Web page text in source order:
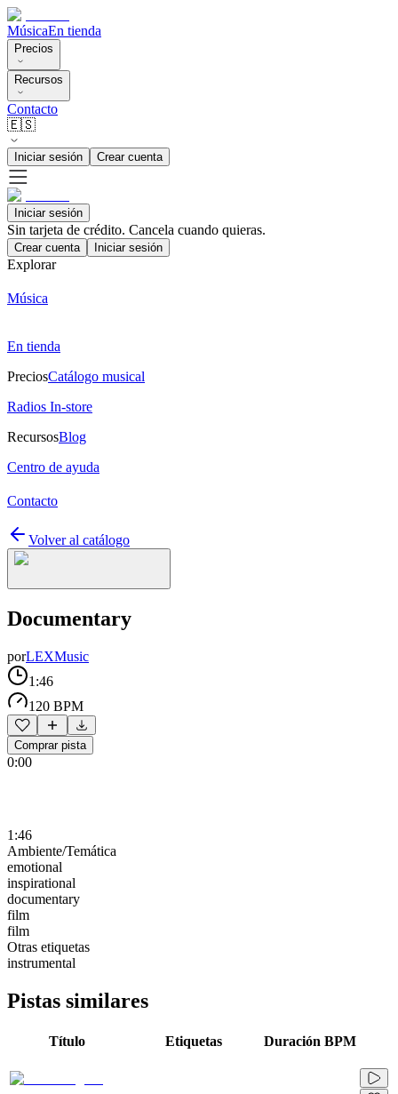
MúsicaEn tienda
Precios
Recursos
Contacto
🇪🇸
Iniciar sesión Crear cuenta
Iniciar sesión
Sin tarjeta de crédito. Cancela cuando quieras.
Crear cuenta Iniciar sesión
Explorar
Música
En tienda
PreciosCatálogo musical
Radios In-store
RecursosBlog
Centro de ayuda
Contacto
Volver al catálogo
Documentary
porLEXMusic
1:46
120 BPM
Comprar pista
0:00
1:46
Ambiente/Temática
emotional
inspirational
documentary
film
film
Otras etiquetas
instrumental
Pistas similares
Título Etiquetas Duración BPM